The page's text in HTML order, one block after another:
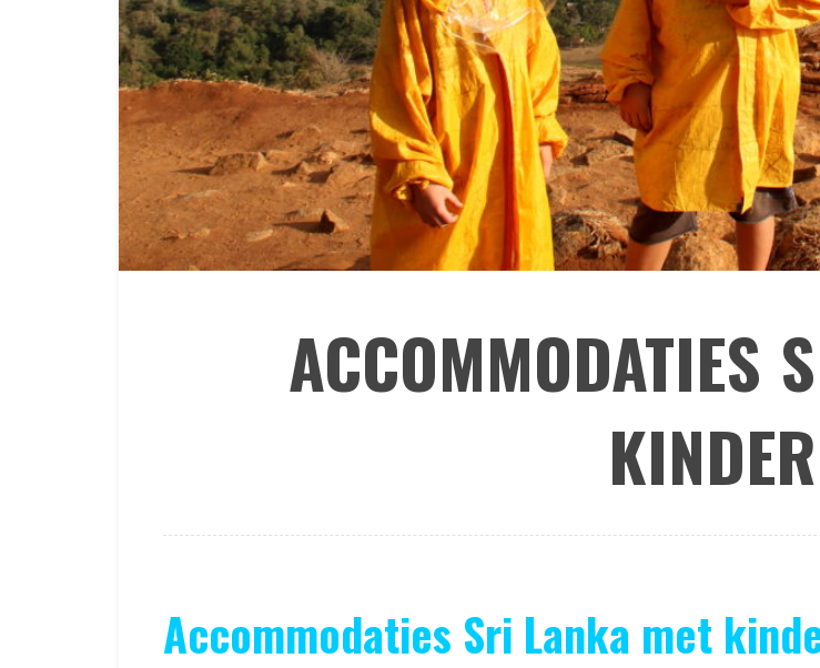
ACCOMMODATIES
Accommodaties Sri Lanka met